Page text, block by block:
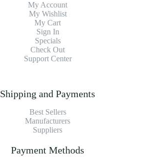
My Account
My Wishlist
My Cart
Sign In
Specials
Check Out
Support Center
Shipping and Payments
Best Sellers
Manufacturers
Suppliers
Payment Methods